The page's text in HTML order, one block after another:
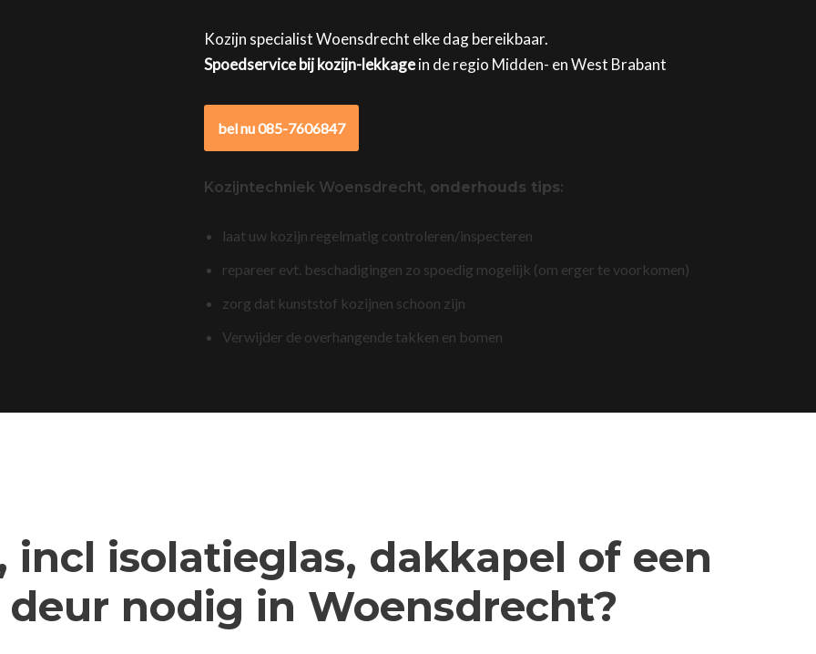
Kozijn specialist Woensdrecht elke dag bereikbaar.
Spoedservice bij kozijn-lekkagein de regio Midden- en West Brabant
bel nu 085-7606847
Kozijntechniek Woensdrecht, onderhouds tips:
laat uw kozijn regelmatig controleren/inspecteren
repareer evt. beschadigingen zo spoedig mogelijk (om erger te voorkomen)
zorg dat kunststof kozijnen schoon zijn
Verwijder de overhangende takken en bomen
incl isolatieglas, dakkapel of een
nodig in Woensdrecht?